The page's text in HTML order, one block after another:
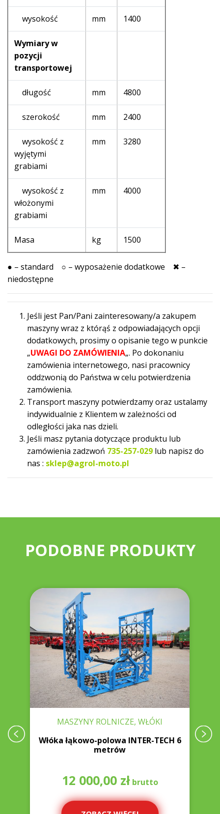
wysokość mm 1400
Wymiary w
pozycji
transportowej
długość mm 4800
szerokość mm 2400
wysokość z
wyjętymi
grabiami
mm 3280
wysokość z
włożonymi
grabiami
mm 4000
Masa kg 1500
● – standard ○ – wyposażenie dodatkowe ✖ –
niedostępne
Jeśli jest Pan/Pani zainteresowany/a zakupem
maszyny wraz z którąś z odpowiadających opcji
dodatkowych, prosimy o opisanie tego w punkcie
„UWAGI DO ZAMÓWIENIA„. Po dokonaniu
zamówienia internetowego, nasi pracownicy
oddzwonią do Państwa w celu potwierdzenia
zamówienia.
Transport maszyny potwierdzamy oraz ustalamy
indywidualnie z Klientem w zależności od
odległości jaka nas dzieli.
Jeśli masz pytania dotyczące produktu lub
zamówienia zadzwoń 735-257-029 lub napisz do
nas : sklep@agrol-moto.pl
PODOBNE PRODUKTY
MASZYNY ROLNICZE, WŁÓKI
Włóka łąkowo-polowa INTER-TECH 6
metrów
12 000,00 zł